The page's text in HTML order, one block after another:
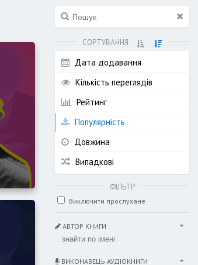
СОРТУВАННЯ
Дата додавання
Кількість переглядів
Рейтинг
Популярність
Довжина
Випадкові
ФІЛЬТР
Виключити прослухане
АВТОР КНИГИ
ВИКОНАВЕЦЬ АУДІОКНИГИ